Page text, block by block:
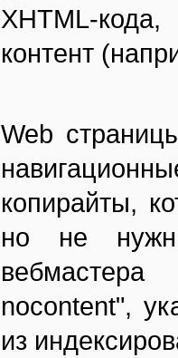
XHTML-
контент
Web
копирайты,
но не
nocontent",
из